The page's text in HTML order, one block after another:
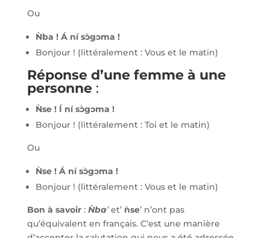
Ou
Ǹba ! Á ní sɔ̀gɔma !
Bonjour ! (littéralement : Vous et le matin)
Réponse d’une femme à une
personne:
Ǹse ! Í ní sɔ̀gɔma !
Bonjour ! (littéralement : Toi et le matin)
Ou
Ǹse ! Á ní sɔ̀gɔma !
Bonjour ! (littéralement : Vous et le matin)
Bon à savoir: Ǹba’et’ ǹse’ n’ont pas
qu’équivalent en français. C’est une manière